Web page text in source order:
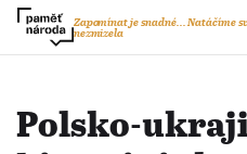
Zapomínat je snadné...Natáčíme
nezmizela
Polsko-